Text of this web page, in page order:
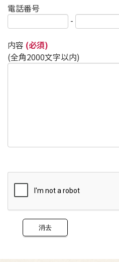
電話番号
-
内容 (必須)
(全角2000文字以内)